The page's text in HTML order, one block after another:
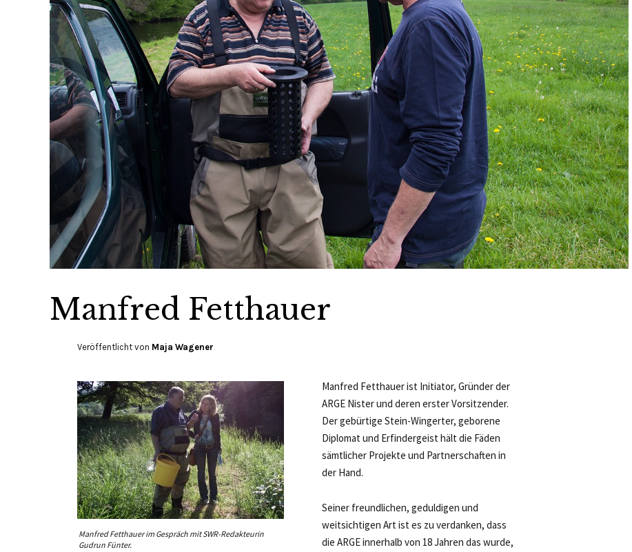
Manfred Fetthauer
Veröffentlicht von Maja Wagener
Manfred Fetthauer im Gespräch mit SWR-Redakteurin
Gudrun Fünter.
Manfred Fetthauer ist Initiator, Gründer der
ARGE Nister und deren erster Vorsitzender.
Der gebürtige Stein-Wingerter, geborene
Diplomat und Erfindergeist hält die Fäden
sämtlicher Projekte und Partnerschaften in
der Hand.
Seiner freundlichen, geduldigen und
weitsichtigen Art ist es zu verdanken, dass
die ARGE innerhalb von 18 Jahren das wurde,